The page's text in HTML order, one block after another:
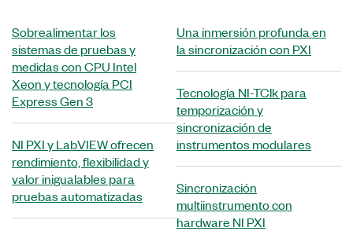
Sobrealimentar los
sistemas de pruebas y
medidas con CPU Intel
Xeon y tecnología PCI
Express Gen 3
NI PXI y LabVIEW ofrecen
rendimiento, flexibilidad y
valor inigualables para
pruebas automatizadas
Una inmersión profunda en
la sincronización con PXI
Tecnología NI-TClk para
temporización y
sincronización de
instrumentos modulares
Sincronización
multiinstrumento con
hardware NI PXI